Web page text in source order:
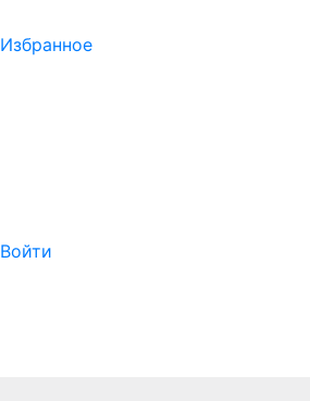
Избранное
Войти